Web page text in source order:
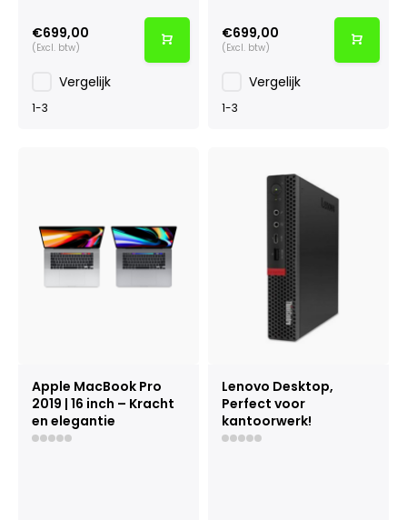
€699,00
(Excl. btw)
Vergelijk
1-3
€699,00
(Excl. btw)
Vergelijk
1-3
Apple MacBook Pro
2019 | 16 inch – Kracht
en elegantie
Lenovo Desktop,
Perfect voor
kantoorwerk!